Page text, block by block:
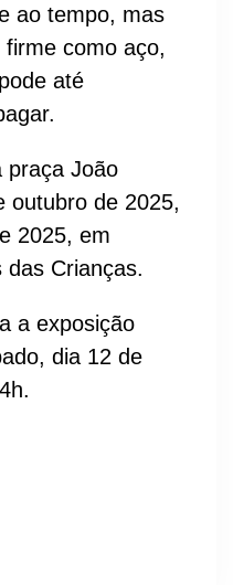
ao tempo, mas
como aço,
até
praça João
outubro de 2025,
2025, em
Crianças.
a exposição
dia 12 de